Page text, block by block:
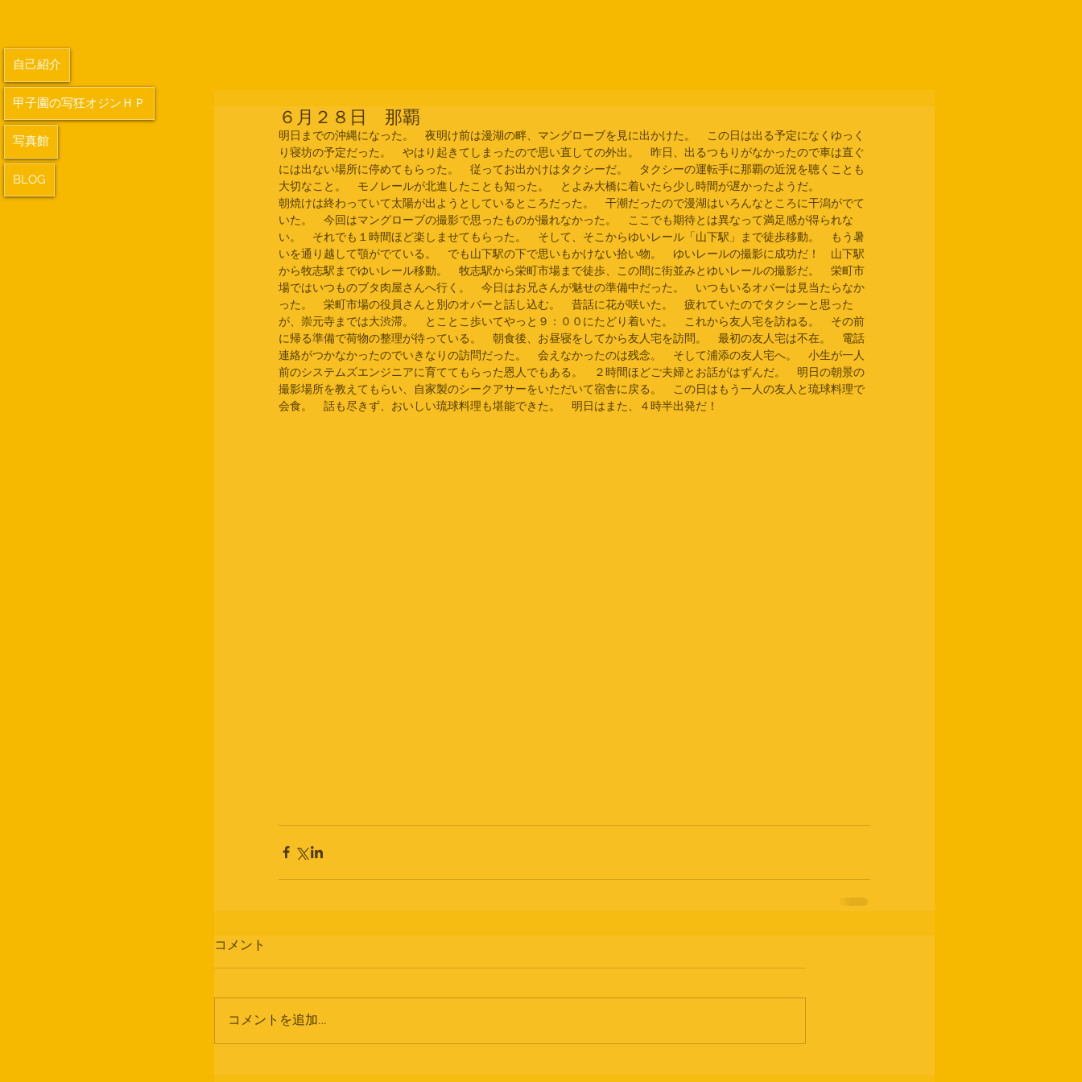
６月２８日 那覇
明日までの沖縄になった。　夜明け前は漫湖の畔、マングローブを見に出かけた。　この日は出る予定になくゆっく
り寝坊の予定だった。　やはり起きてしまったので思い直しての外出。　昨日、出るつもりがなかったので車は直ぐ
には出ない場所に停めてもらった。　従ってお出かけはタクシーだ。　タクシーの運転手に那覇の近況を聴くことも
大切なこと。　モノレールが北進したことも知った。　とよみ大橋に着いたら少し時間が遅かったようだ。
朝焼けは終わっていて太陽が出ようとしているところだった。　干潮だったので漫湖はいろんなところに干潟がでて
いた。　今回はマングローブの撮影で思ったものが撮れなかった。　ここでも期待とは異なって満足感が得られな
い。　それでも１時間ほど楽しませてもらった。　そして、そこからゆいレール「山下駅」まで徒歩移動。　もう暑
いを通り越して顎がでている。　でも山下駅の下で思いもかけない拾い物。　ゆいレールの撮影に成功だ！　山下駅
から牧志駅までゆいレール移動。　牧志駅から栄町市場まで徒歩、この間に街並みとゆいレールの撮影だ。　栄町市
場ではいつものブタ肉屋さんへ行く。　今日はお兄さんが魅せの準備中だった。　いつもいるオバーは見当たらなか
った。　栄町市場の役員さんと別のオバーと話し込む。　昔話に花が咲いた。　疲れていたのでタクシーと思った
が、崇元寺までは大渋滞。　とことこ歩いてやっと９：００にたどり着いた。　これから友人宅を訪ねる。　その前
に帰る準備で荷物の整理が待っている。　朝食後、お昼寝をしてから友人宅を訪問。　最初の友人宅は不在。　電話
連絡がつかなかったのでいきなりの訪問だった。　会えなかったのは残念。　そして浦添の友人宅へ。　小生が一人
前のシステムズエンジニアに育ててもらった恩人でもある。　２時間ほどご夫婦とお話がはずんだ。　明日の朝景の
撮影場所を教えてもらい、自家製のシークアサーをいただいて宿舎に戻る。　この日はもう一人の友人と琉球料理で
会食。　話も尽きず、おいしい琉球料理も堪能できた。　明日はまた、４時半出発だ！
コメント
コメントを追加…
自己紹介
甲子園の写狂オジンＨＰ
写真館
BLOG